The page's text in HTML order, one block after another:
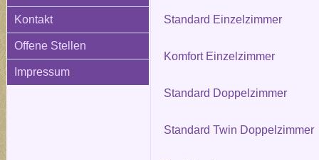
Kontakt
Offene Stellen
Impressum
Standard Einzelzimmer
Komfort Einzelzimmer
Standard Doppelzimmer
Standard Twin Doppelzimmer